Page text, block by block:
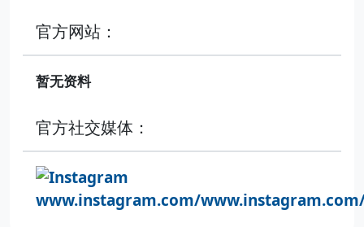
官方网站：
暂无资料
官方社交媒体：
www.instagram.com/